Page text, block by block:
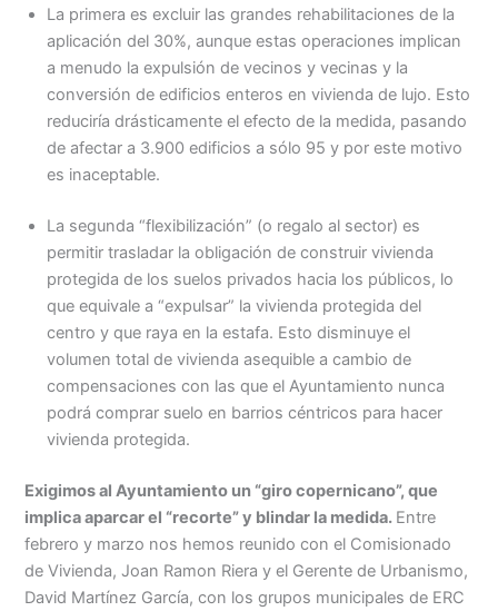
La primera es excluir las grandes rehabilitaciones de la
aplicación del 30%, aunque estas operaciones implican
a menudo la expulsión de vecinos y vecinas y la
conversión de edificios enteros en vivienda de lujo. Esto
reduciría drásticamente el efecto de la medida, pasando
de afectar a 3.900 edificios a sólo 95 y por este motivo
es inaceptable.
La segunda “flexibilización” (o regalo al sector) es
permitir trasladar la obligación de construir vivienda
protegida de los suelos privados hacia los públicos, lo
que equivale a “expulsar” la vivienda protegida del
centro y que raya en la estafa. Esto disminuye el
volumen total de vivienda asequible a cambio de
compensaciones con las que el Ayuntamiento nunca
podrá comprar suelo en barrios céntricos para hacer
vivienda protegida.
Exigimos al Ayuntamiento un “giro copernicano”, que
implica aparcar el “recorte” y blindar la medida. Entre
febrero y marzo nos hemos reunido con el Comisionado
de Vivienda, Joan Ramon Riera y el Gerente de Urbanismo,
David Martínez García, con los grupos municipales de ERC